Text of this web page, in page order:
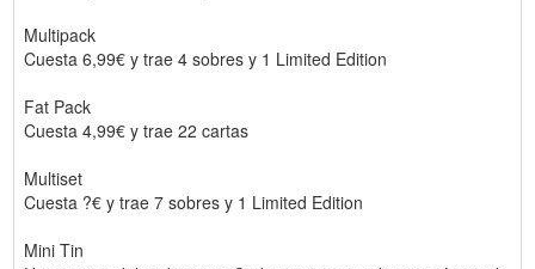
Multipack
Cuesta 6,99€ y trae 4 sobres y 1 Limited Edition
Fat Pack
Cuesta 4,99€ y trae 22 cartas
Multiset
Cuesta ?€ y trae 7 sobres y 1 Limited Edition
Mini Tin